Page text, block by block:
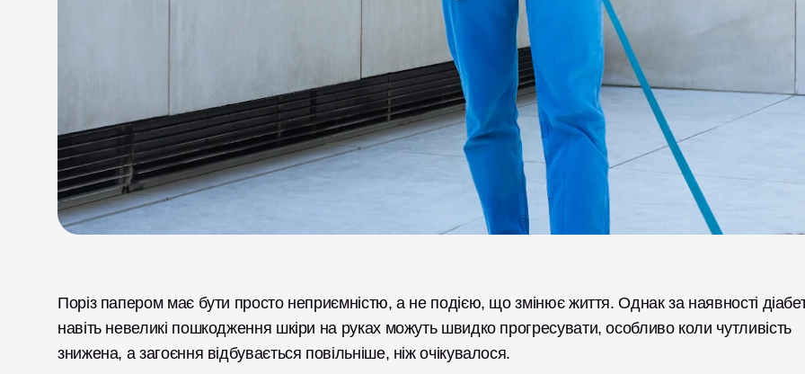
Поріз папером має бути просто неприємністю, а не подією, що змінює життя. Однак за наявності
навіть невеликі пошкодження шкіри на руках можуть швидко прогресувати, особливо коли чутливість
знижена, а загоєння відбувається повільніше, ніж очікувалося.